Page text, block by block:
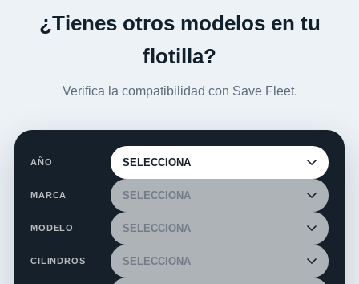
¿Tienes otros modelos en tu
flotilla?
Verifica la compatibilidad con Save Fleet.
AÑO
MARCA
MODELO
CILINDROS